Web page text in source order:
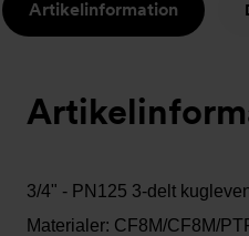
Artikelinformation
3/4" - PN125 3-delt
Materialer: CF8M/CF8M/